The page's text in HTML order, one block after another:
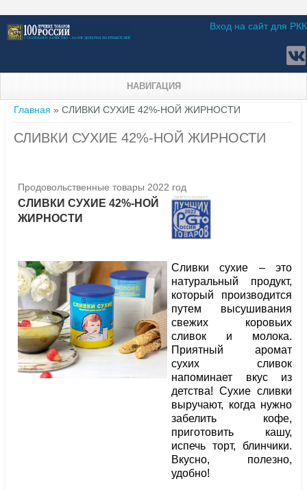
Вход на сайт для РКК
НАВИГАЦИЯ
Вы здесь
Главная » СЛИВКИ СУХИЕ 42%-НОЙ ЖИРНОСТИ
СЛИВКИ СУХИЕ 42%-НОЙ ЖИРНОСТИ
Продовольственные товары 2022 год
СЛИВКИ СУХИЕ 42%-НОЙ
ЖИРНОСТИ
Сливки сухие – это
натуральный продукт,
который производится
путем высушивания
свежих коровьих
сливок и молока.
Приятный аромат
сухих сливок
напоминает вкус из
детства! Сухие сливки
выручают, когда нужно
забелить кофе,
приготовить кашу,
испечь торт, блинчики.
Вкусно, полезно,
удобно!